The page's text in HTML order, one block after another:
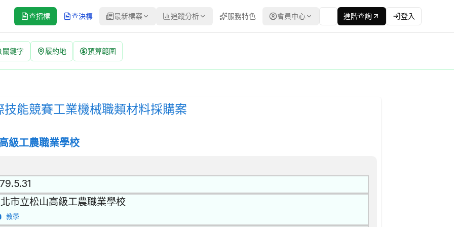
查招標 查決標 最新標案 追蹤分析 服務特色 會員中心 進階查詢 登入
關鍵字 履約地 預算範圍
能競賽工業機械職類材料採購案
級工農職業學校
市立松山高級工農職業學校
教學